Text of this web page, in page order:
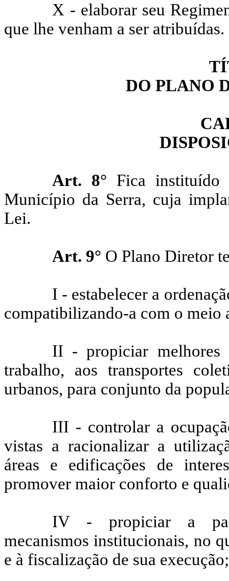
X - elaborar seu
que lhe venham a ser atribuídas.
DO PLANO
Art. 8° Fica
Município da Serra, cuja
Lei.
Art. 9° O Plano Diretor
I - estabelecer a
compatibilizando-a com o meio
II - propiciar melhores
trabalho, aos transportes
urbanos, para conjunto da
III - controlar a
vistas a racionalizar a
áreas e edificações de
promover maior conforto e
IV - propiciar a
mecanismos institucionais, no
e à fiscalização de sua execução;